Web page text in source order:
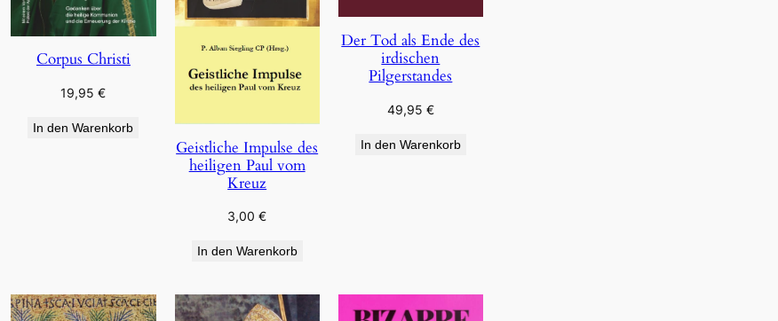
Corpus Christi
19,95€
In den Warenkorb
Geistliche Impulse des
heiligen Paul vom
Kreuz
3,00€
In den Warenkorb
Der Tod als Ende des
irdischen
Pilgerstandes
49,95 €
In den Warenkorb